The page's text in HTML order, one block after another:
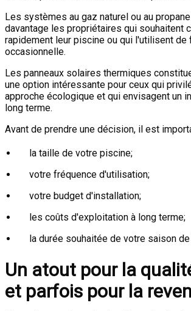
Les systèmes au gaz naturel ou au
davantage les propriétaires qui souhaitent
rapidement leur piscine ou qui l'utilisent de
occasionnelle.
Les panneaux solaires thermiques
une option intéressante pour ceux qui
approche écologique et qui envisagent un
long terme.
Avant de prendre une décision, il est
la taille de votre piscine;
votre fréquence d'utilisation;
votre budget d'installation;
les coûts d'exploitation à long terme;
la durée souhaitée de votre saison de
Un atout pour la
et parfois pour la